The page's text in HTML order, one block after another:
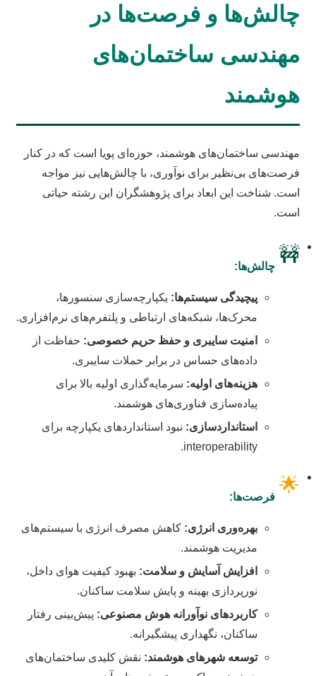
چالش‌ها و فرصت‌ها در
مهندسی ساختمان‌های
هوشمند
مهندسی ساختمان‌های هوشمند، حوزه‌ای پویا است که در کنار
فرصت‌های بی‌نظیر برای نوآوری، با چالش‌هایی نیز مواجه
است. شناخت این ابعاد برای پژوهشگران این رشته حیاتی
است.
🚧
چالش‌ها:
پیچیدگی سیستم‌ها: یکپارچه‌سازی سنسورها،
محرک‌ها، شبکه‌های ارتباطی و پلتفرم‌های نرم‌افزاری.
امنیت سایبری و حفظ حریم خصوصی: حفاظت از
داده‌های حساس در برابر حملات سایبری.
هزینه‌های اولیه: سرمایه‌گذاری اولیه بالا برای
پیاده‌سازی فناوری‌های هوشمند.
استانداردسازی: نبود استانداردهای یکپارچه برای
interoperability.
🌟
فرصت‌ها:
بهره‌وری انرژی: کاهش مصرف انرژی با سیستم‌های
مدیریت هوشمند.
افزایش آسایش و سلامت: بهبود کیفیت هوای داخل،
نورپردازی بهینه و پایش سلامت ساکنان.
کاربردهای نوآورانه هوش مصنوعی: پیش‌بینی رفتار
ساکنان، نگهداری پیشگیرانه.
توسعه شهرهای هوشمند: نقش کلیدی ساختمان‌های